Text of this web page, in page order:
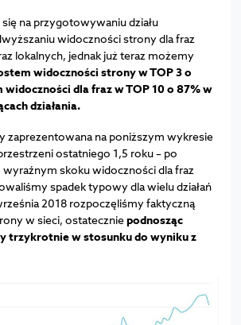
na przygotowywaniu działu
widoczności strony dla fraz
lokalnych, jednak już teraz możemy
widoczności strony w TOP 3 o
dla fraz w TOP 10 o 87% w
działania.
zaprezentowana na poniższym wykresie
ostatniego 1,5 roku – po
skoku widoczności dla fraz
spadek typowy dla wielu działań
2018 rozpoczęliśmy faktyczną
w sieci, ostateczniepodnosząc
trzykrotnie w stosunku do wyniku z